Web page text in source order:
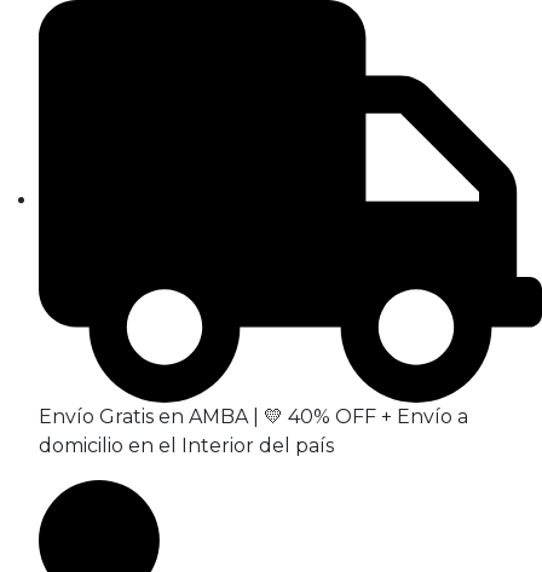
Envío Gratis en AMBA | 💛 40% OFF + Envío a
domicilio en el Interior del país